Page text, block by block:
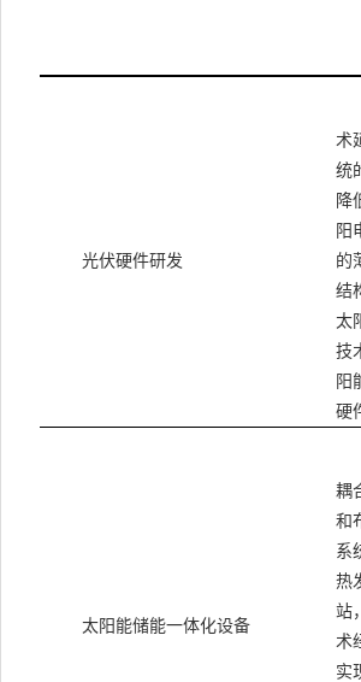
光伏硬件研发
术
统
降
阳
的
结
太
技
阳
硬
太阳能储能一体化设备
耦
和
系
热
站
术
实